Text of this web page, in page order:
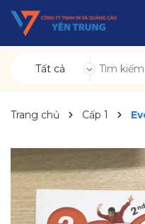
Tất cả
Trang chủ Cấp 1